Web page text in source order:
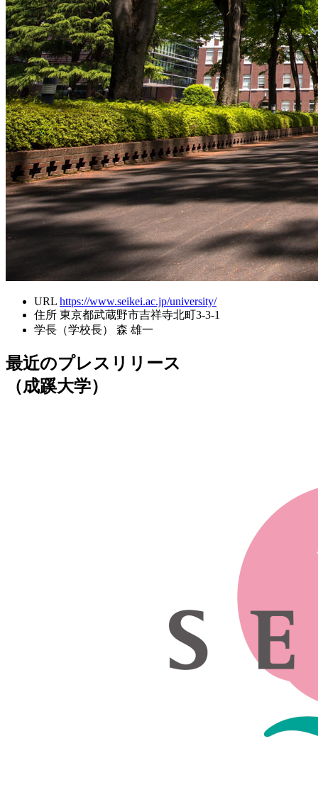
URL https://www.seikei.ac.jp/university/
住所 東京都武蔵野市吉祥寺北町3-3-1
学長（学校長）
森 雄一
最近のプレスリリース
（成蹊大学）